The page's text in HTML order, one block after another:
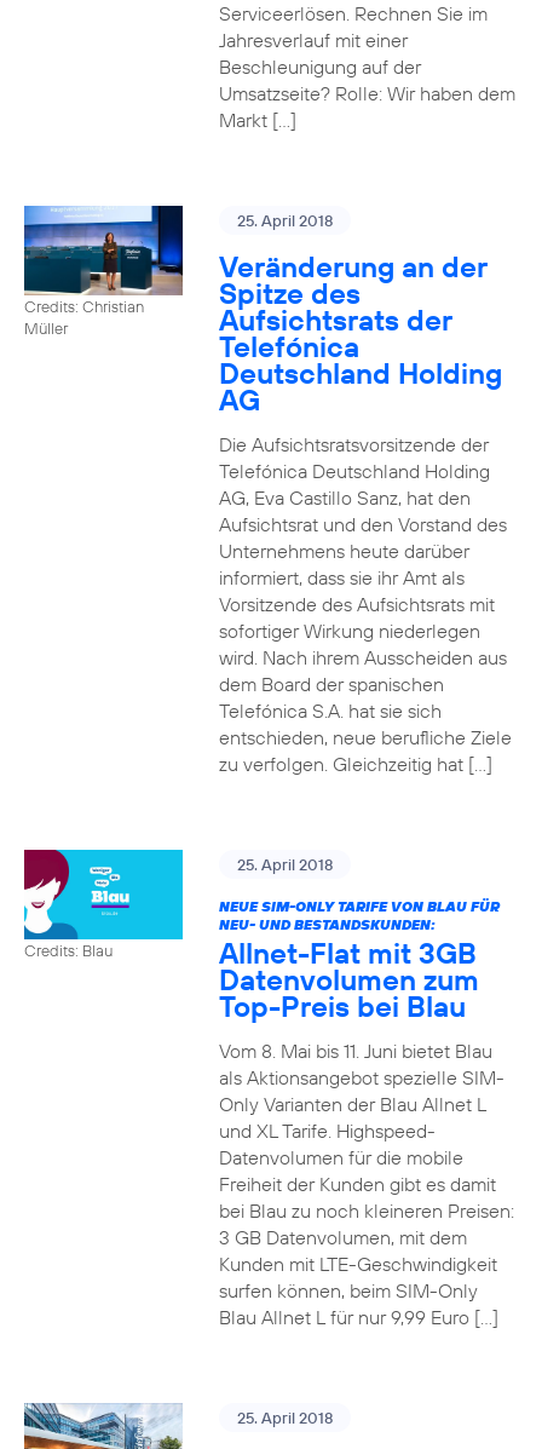
Serviceerlösen. Rechnen Sie im
Jahresverlauf mit einer
Beschleunigung auf der
Umsatzseite? Rolle: Wir haben dem
Markt […]
Credits: Christian
Müller
25. April 2018
Veränderung an der
Spitze des
Aufsichtsrats der
Telefónica
Deutschland Holding
AG
Die Aufsichtsratsvorsitzende der
Telefónica Deutschland Holding
AG, Eva Castillo Sanz, hat den
Aufsichtsrat und den Vorstand des
Unternehmens heute darüber
informiert, dass sie ihr Amt als
Vorsitzende des Aufsichtsrats mit
sofortiger Wirkung niederlegen
wird. Nach ihrem Ausscheiden aus
dem Board der spanischen
Telefónica S.A. hat sie sich
entschieden, neue berufliche Ziele
zu verfolgen. Gleichzeitig hat […]
Credits: Blau
25. April 2018
NEUE SIM-ONLY TARIFE VON BLAU FÜR
NEU- UND BESTANDSKUNDEN:
Allnet-Flat mit 3GB
Datenvolumen zum
Top-Preis bei Blau
Vom 8. Mai bis 11. Juni bietet Blau
als Aktionsangebot spezielle SIM-
Only Varianten der Blau Allnet L
und XL Tarife. Highspeed-
Datenvolumen für die mobile
Freiheit der Kunden gibt es damit
bei Blau zu noch kleineren Preisen:
3 GB Datenvolumen, mit dem
Kunden mit LTE-Geschwindigkeit
surfen können, beim SIM-Only
Blau Allnet L für nur 9,99 Euro […]
25. April 2018